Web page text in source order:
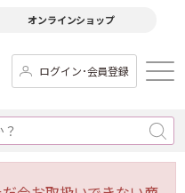
オンラインショップ
ログイン･会員登録